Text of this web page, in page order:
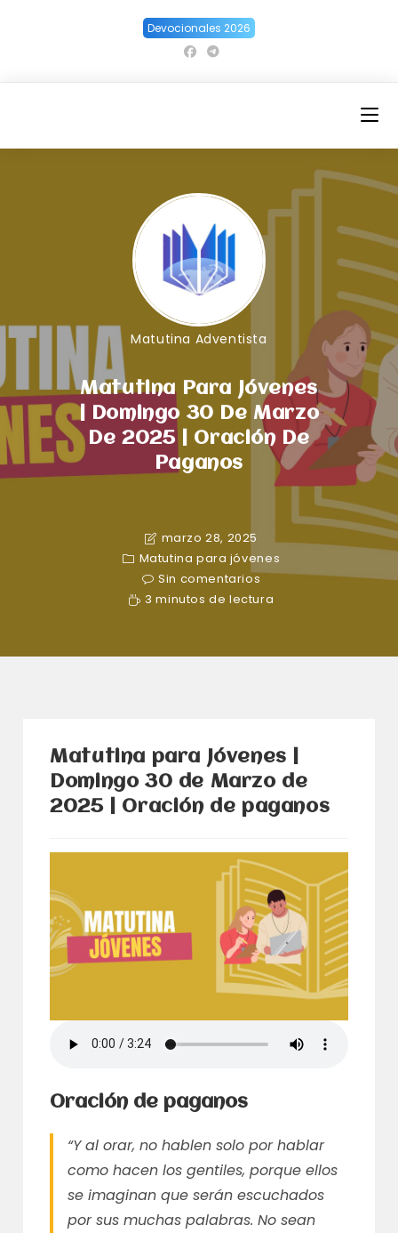
Devocionales 2026
Matutina Adventista
Matutina Para Jóvenes
| Domingo 30 De Marzo
De 2025 | Oración De
Paganos
marzo 28, 2025
Matutina para jóvenes
Sin comentarios
3 minutos de lectura
Matutina para Jóvenes |
Domingo 30 de Marzo de
2025 | Oración de paganos
Oración de paganos
“Y al orar, no hablen solo por hablar
como hacen los gentiles, porque ellos
se imaginan que serán escuchados
por sus muchas palabras. No sean